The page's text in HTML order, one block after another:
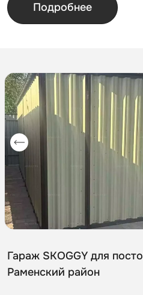
Подробнее
Гараж SKOGGY для
Раменский район